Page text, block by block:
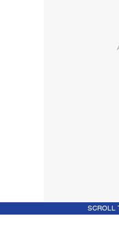
SCROLL